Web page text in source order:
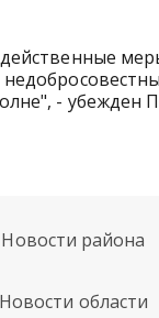
- убежден
Новости района
Новости области